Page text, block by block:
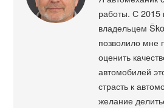
работы. С 2015
владельцем
позволило мне
оценить
автомобилей
страсть к
желание